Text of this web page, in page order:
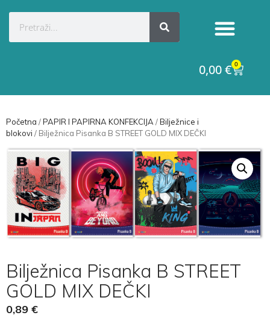
0,00€ 0
Početna /PAPIR I PAPIRNA KONFEKCIJA /Bilježnice i
blokovi / Bilježnica Pisanka B STREET GOLD MIX DEČKI
Bilježnica Pisanka B STREET
GOLD MIX DEČKI
0,89 €